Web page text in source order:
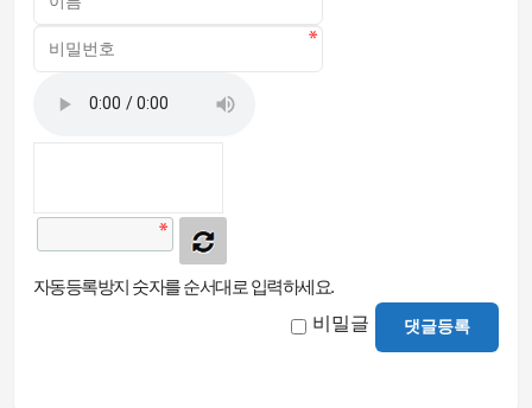
자동등록방지 숫자를 순서대로 입력하세요.
비밀글 댓글등록